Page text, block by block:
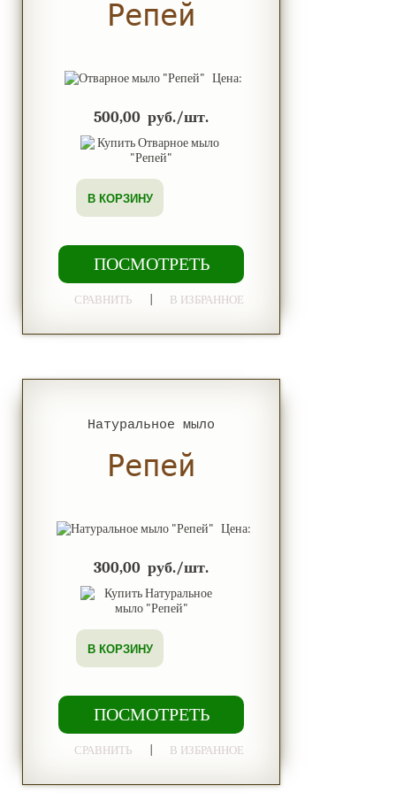
Репей
Цена:
500,00 руб./шт.
В КОРЗИНУ
ПОСМОТРЕТЬ
СРАВНИТЬ В ИЗБРАННОЕ
Натуральное мыло
Репей
Цена:
300,00 руб./шт.
В КОРЗИНУ
ПОСМОТРЕТЬ
СРАВНИТЬ В ИЗБРАННОЕ